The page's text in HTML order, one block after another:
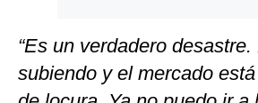
“Es un verdadero
subiendo y el mercado